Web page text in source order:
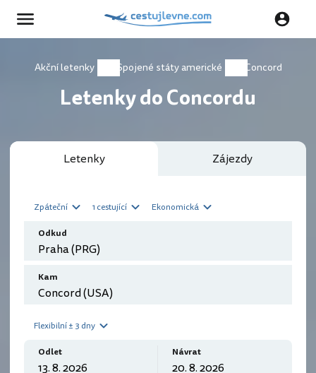
Akční letenky Spojené státy americké Concord
Letenky do Concordu
Letenky Zájezdy
Zpáteční 1 cestující Ekonomická
Odkud
Kam
Flexibilní ± 3 dny
Odlet Návrat